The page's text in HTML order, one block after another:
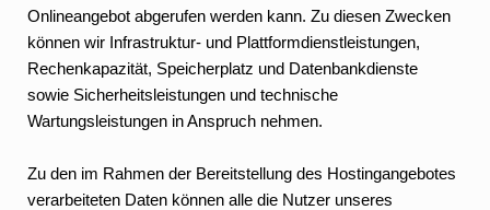
Onlineangebot abgerufen werden kann. Zu diesen Zwecken
können wir Infrastruktur- und Plattformdienstleistungen,
Rechenkapazität, Speicherplatz und Datenbankdienste
sowie Sicherheitsleistungen und technische
Wartungsleistungen in Anspruch nehmen.
Zu den im Rahmen der Bereitstellung des Hostingangebotes
verarbeiteten Daten können alle die Nutzer unseres